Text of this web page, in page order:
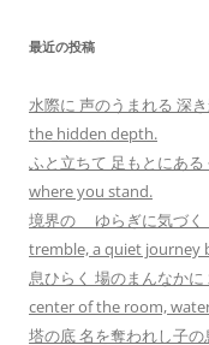
最近の投稿
水際に 声のうまれる 深
the hidden depth.
ふと立ちて 足もとにあ
where you stand.
境界の ゆらぎに気づ
tremble, a quiet journey
息ひらく 場のまんなか
center of the room,
塔の底 名を奪われし子